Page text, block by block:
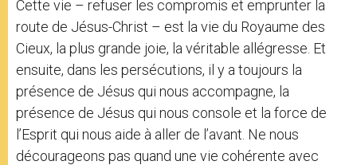
Cette vie – refuser les compromis et emprunter la
route de Jésus-Christ – est la vie du Royaume des
Cieux, la plus grande joie, la véritable allégresse. Et
ensuite, dans les persécutions, il y a toujours la
présence de Jésus qui nous accompagne, la
présence de Jésus qui nous console et la force de
l’Esprit qui nous aide à aller de l’avant. Ne nous
décourageons pas quand une vie cohérente avec